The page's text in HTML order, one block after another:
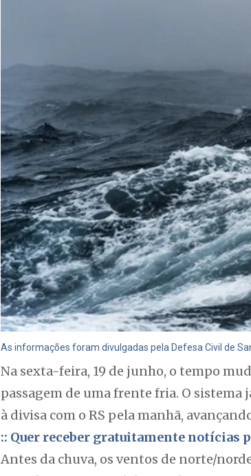
As informações foram divulgadas pela Defesa Civil de
Na sexta-feira, 19 de junho, o tempo
passagem de uma frente fria. O sistema
à divisa com o RS pela manhã,
:: Quer receber gratuitamente notícias
Antes da chuva, os ventos de norte/